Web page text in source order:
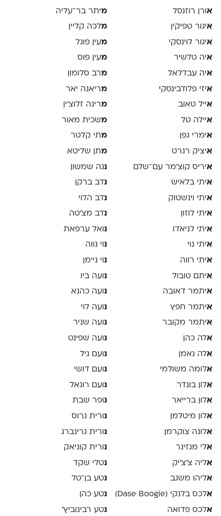
אורן רוזנסל
איגור טפיקין
איגור לוינסקי
איה טלשיר
איה עבדלאל
איזי פלודבינסקי
אייל טאוב
איילה טל
אימרי גפן
איציק רנרט
איריס קוצ׳מר עם־שלם
איתי בלאיש
איתי וינשטוק
איתי לוזון
איתי לניאדו
איתי נוי
איתי רווה
איתם טובול
איתמר דאובה
איתמר חפץ
איתמר מקובר
אלה כהן
אלה נאמן
אלומה משולמי
אלון בונדר
אלון ברייאר
אלון מיטלמן
אלונה צוקרמן
אלי מגזינר
אליה צ׳צ׳יק
אליהו משגב
אלכס בלנקי (Dase Boogie)
אלכס פדואה
מיתר בר־עליה
מלכה קליין
מעין פוגל
מעין פוס
מרב סלומון
מריאנה יאר
מרינה זלוצ׳ין
משכית מאור
מתי קלטר
מתן שליטא
נגה שמשון
נדב ברקן
נדב הלוי
נדב מצ׳טה
נ ואל ערפאת
נוי נווה
נ וי ניימן
נ ועה ביו
נועה כהנא
נ ועה לוי
נועה שניר
נ ועה שפינט
נ ועם גיל
נועם דושי
נ ועם רונאל
נופר שבת
נ ורית גרוס
נ ורית גרינברג
נורית קוניאק
נטלי שקד
נטע בן־טל
נטע כהן
נטע רבינוביץ׳